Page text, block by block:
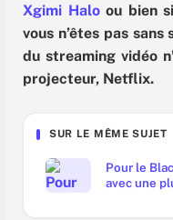
Xgimi Haloou bien
vous n’êtes pas
du streaming vidéo
projecteur, Netflix.
SUR LE MÊME SUJET
Pour le
avec une